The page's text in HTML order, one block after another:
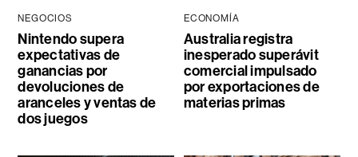
NEGOCIOS
Nintendo supera
expectativas de
ganancias por
devoluciones de
aranceles y ventas de
dos juegos
ECONOMÍA
Australia registra
inesperado superávit
comercial impulsado
por exportaciones de
materias primas